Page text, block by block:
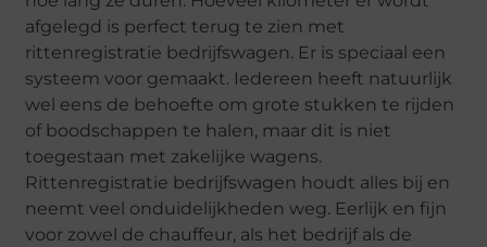
afgelegd is perfect terug te zien met
rittenregistratie bedrijfswagen. Er is speciaal een
systeem voor gemaakt. Iedereen heeft natuurlijk
wel eens de behoefte om grote stukken te rijden
of boodschappen te halen, maar dit is niet
toegestaan met zakelijke wagens.
Rittenregistratie bedrijfswagen houdt alles bij en
neemt veel onduidelijkheden weg. Eerlijk en fijn
voor zowel de chauffeur, als het bedrijf als de